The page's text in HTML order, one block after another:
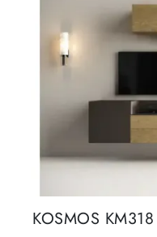
KOSMOS KM318